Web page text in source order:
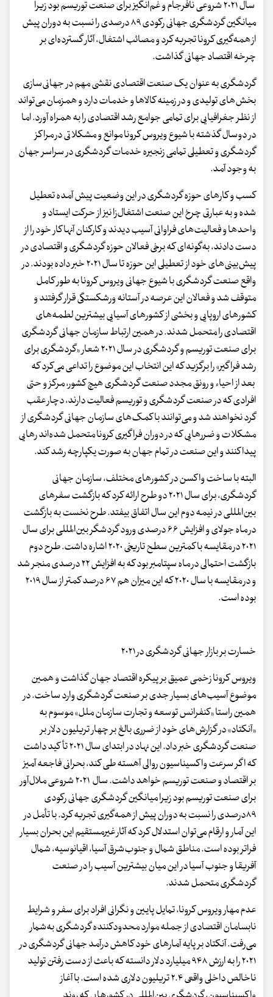
سال ۲۰۲۱ شروعی نافرجام و غم‌انگیز برای صنعت توریسم بود زیرا
میانگین گردشگری جهانی رکودی ۸۹ درصدی را نسبت به دوران پیش
از همه‌گیری کرونا تجربه کرد و مصائب اشتغال، آثار گسترده‌ای بر
چرخه اقتصاد جهانی گذاشت.
گردشگری به عنوان یک صنعت اقتصادی نقشی مهم در جهانی‌سازی
بخش‌های تولیدی و در زمینه کالاها و خدمات دارد و همزمان می‌تواند
از نظر جغرافیایی برای تمامی جوامع رشد اقتصادی را به همراه آورد. اما
در دوسال گذشته با شیوع ویروس کرونا موانع و مشکلاتی در مراکز
گردشگری و تعطیلی تمامی زنجیره خدمات گردشگری در سراسر جهان
به وجود آمد.
کسب و کارهای حوزه گردشگری در این وضعیت پیش آمده تعطیل
شده و به عبارتی چرخ این صنعت اشتغال‌زا نیز از حرکت ایستاد و
واحدها و فعالیت‌های فراوانی آسیب دیدند و کارکنان آنها کار خود را از
دست دادند، به‌گونه‌ای که برخی فعالان حوزه گردشگری و اقتصادی در
پیش‌بینی‌های خود از تعطیلی این حوزه تا سال ۲۰۲۱ خبر داده بودند. در
واقع صنعت گردشگری با شیوع جهانی ویروس کرونا به طور کامل
متوقف شد و فعالان این عرصه در آستانه ورشکستگی قرار گرفتند و
کشورهای اروپایی و بخشی از کشورهای آسیایی بیشترین لطمه‌های
اقتصادی را متحمل شدند. در همین ارتباط سازمان جهانی گردشگری
برای صنعت توریسم و گردشگری در سال ۲۰۲۱ شعار «گردشگری برای
رشد فراگیر» را برگزید که این انتخاب این موضوع را تداعی می‌کرد که
بعد از احیاء و رونق مجدد صنعت گردشگری هیچ کشور، مرکز و حتی
افرادی که در صنعت گردشگری و توریسم فعالیت دارند، دچار عقب
گرد نخواهند شد و می‌توانند با کمک‌های سازمان جهانی گردشگری از
مشکلات و ضررهایی که در دوران فراگیری کرونا متحمل شده‌اند رهایی
پیدا کنند و این صنعت در تمام جهان به صورت یکپارچه رشد کند.
البته با ساخت واکسن در کشورهای مختلف، سازمان جهانی
گردشگری، برای سال ۲۰۲۱ دو طرح ارائه کرد که بازگشت سفرهای
بین‌المللی در نیمه دوم این سال اتفاق بیفتد. طرح نخست به بازگشت
در ماه جولای و افزایش ۶۶ درصدی ورود گردشگر بین‌المللی برای سال
۲۰۲۱ در مقایسه با کمترین سطح تاریخی ۲۰۲۰ اشاره داشت. طرح دوم
بازگشت احتمالی در ماه سپتامبر بود که به افزایش ۲۲ درصدی منجر شد
و در مقایسه با سال ۲۰۲۰ که این میزان هم ۶۷ درصد کمتر از سال ۲۰۱۹
بوده است.
خسارت بر بازار جهانی گردشگری در ۲۰۲۱
ویروس کرونا زخمی عمیق بر پیکره اقتصاد جهان گذاشت و همین
موضوع آسیب‌های بسیار جدی بر صنعت گردشگری وارد ساخت. در
همین راستا «کنفرانس توسعه و تجارت سازمان ملل» موسوم به
«آنکتاد» در گزارش‌های خود از ضرری بالغ بر چهار تریلیون دلار بر
صنعت گردشگری خبر داد. این نهاد در ابتدای سال ۲۰۲۱ تأکید داشت
که اگر سرعت واکسیناسیون روالی آهسته طی کند، بحرانی فاجعه آمیز
بر اقتصاد و صنعت توریسم خواهد داشت. سال ۲۰۲۱ شروعی ملال‌آور
برای صنعت توریسم بود زیرا میانگین گردشگری جهانی رکودی
۸۹درصدی را نسبت به دوران پیش از همه‌گیری تجربه کرد. با تأمل در
این آمار و ارقام می‌توان استدلال کرد که آثار غیرمستقیم این بحران بسیار
فراتر بوده است. مناطق شمال و جنوب‌شرق آسیا، اقیانوسیه، شمال
آفریقا و جنوب آسیا در این میان بیشترین آسیب را در صنعت
گردشگری متحمل شدند.
عدم مهار ویروس کرونا، تمایل پایین و نگرانی افراد برای سفر و شرایط
نابسامان اقتصادی از جمله موارد محدودکننده گردشگری به‌شمار
می‌رفت. آنکتاد بر پایه آمارهای خود کاهش درآمد جهانی گردشگری در
۲۰۲۱ را به ارزش ۹۴۸ میلیارد دلار دانسته که باعث از دست رفتن تولید
ناخالص داخلی واقعی ۲.۴ تریلیون دلاری شده است. با آغاز